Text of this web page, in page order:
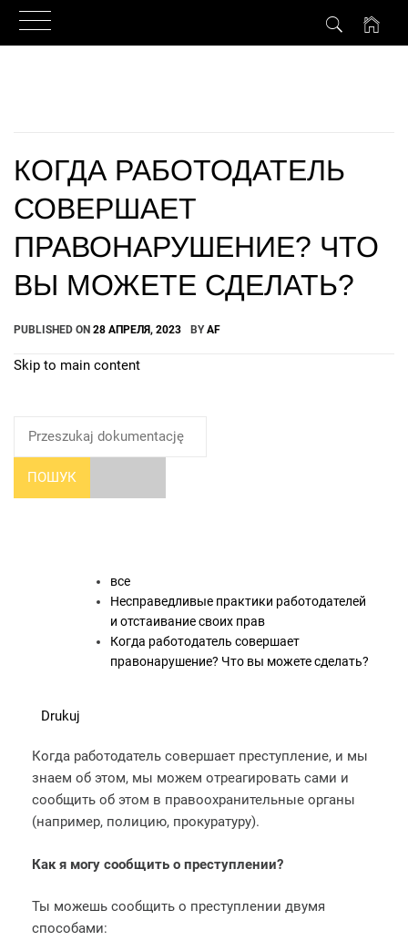
КОГДА РАБОТОДАТЕЛЬ
СОВЕРШАЕТ
ПРАВОНАРУШЕНИЕ? ЧТО
ВЫ МОЖЕТЕ СДЕЛАТЬ?
PUBLISHED ON 28 АПРЕЛЯ, 2023 BYAF
Skip to main content
ПОШУК
все
Несправедливые практики работодателей
и отстаивание своих прав
Когда работодатель совершает
правонарушение? Что вы можете сделать?
Drukuj
Когда работодатель совершает преступление, и мы
знаем об этом, мы можем отреагировать сами и
сообщить об этом в правоохранительные органы
(например, полицию, прокуратуру).
Как я могу сообщить о преступлении?
Ты можешь сообщить о преступлении двумя
способами: